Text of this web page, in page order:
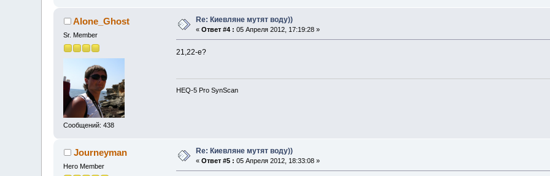
Alone_Ghost
Sr. Member
Сообщений: 438
Re: Киевляне мутят воду))
«Ответ #4 : 05 Апреля 2012, 17:19:28 »
21,22-е?
HEQ-5 Pro SynScan
Journeyman
Hero Member
Re: Киевляне мутят воду))
«Ответ #5 : 05 Апреля 2012, 18:33:08 »